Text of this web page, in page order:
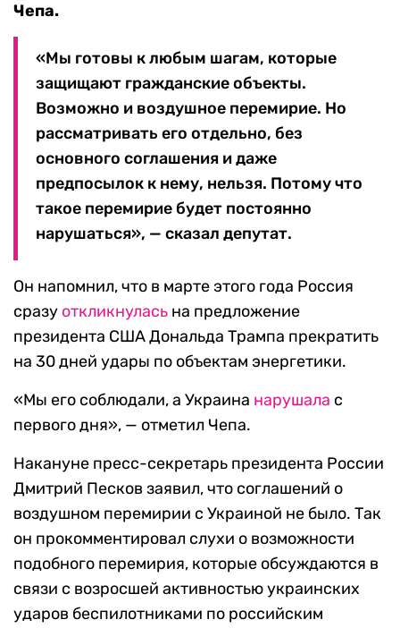
Чепа.
«Мы готовы к любым шагам, которые
защищают гражданские объекты.
Возможно и воздушное перемирие. Но
рассматривать его отдельно, без
основного соглашения и даже
предпосылок к нему, нельзя. Потому что
такое перемирие будет постоянно
нарушаться», — сказал депутат.
Он напомнил, что в марте этого года Россия
сразу откликнулась на предложение
президента США Дональда Трампа прекратить
на 30 дней удары по объектам энергетики.
«Мы его соблюдали, а Украина нарушала с
первого дня», — отметил Чепа.
Накануне пресс-секретарь президента России
Дмитрий Песков заявил, что соглашений о
воздушном перемирии с Украиной не было. Так
он прокомментировал слухи о возможности
подобного перемирия, которые обсуждаются в
связи с возросшей активностью украинских
ударов беспилотниками по российским